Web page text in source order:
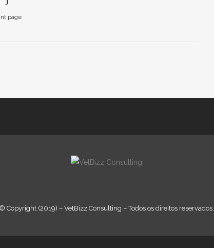
page
© Copyright (2019) – VetBizz Consulting – Todos os direitos reservados.